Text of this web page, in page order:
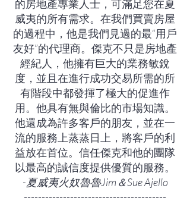
的房地產專業人士，可滿足您在夏
威夷的所有需求。在我們買賣房屋
的過程中，他是我們見過的最“用戶
友好”的代理商。傑克不只是房地產
經紀人，他擁有巨大的業務敏銳
度，並且在進行成功交易所需的所
有階段中都發揮了極大的促進作
用。他具有無與倫比的市場知識。
他還成為許多客戶的朋友，並在一
流的服務上蒸蒸日上，將客戶的利
益放在首位。信任傑克和他的團隊
以最高的誠信度提供優質的服務。
-夏威夷火奴魯魯Jim＆Sue Ajello
----------------------------------------